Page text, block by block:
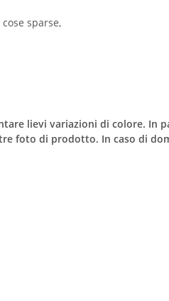
sparse,
lievi variazioni di colore. In
foto di prodotto. In caso di